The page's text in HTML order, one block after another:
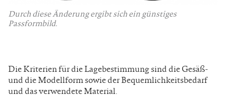
Durch diese Änderung ergibt sich ein günstiges
Passformbild.
Die Kriterien für die Lagebestimmung sind die Gesäß-
und die Modellform sowie der Bequemlichkeitsbedarf
und das verwendete Material.